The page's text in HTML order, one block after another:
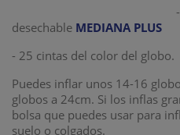
desechable MEDIANA PLUS
- 25 cintas del color del globo.
Puedes inflar unos 14-16
globos a 24cm. Si los inflas
bolsa que puedes usar para
suelo o colgados.